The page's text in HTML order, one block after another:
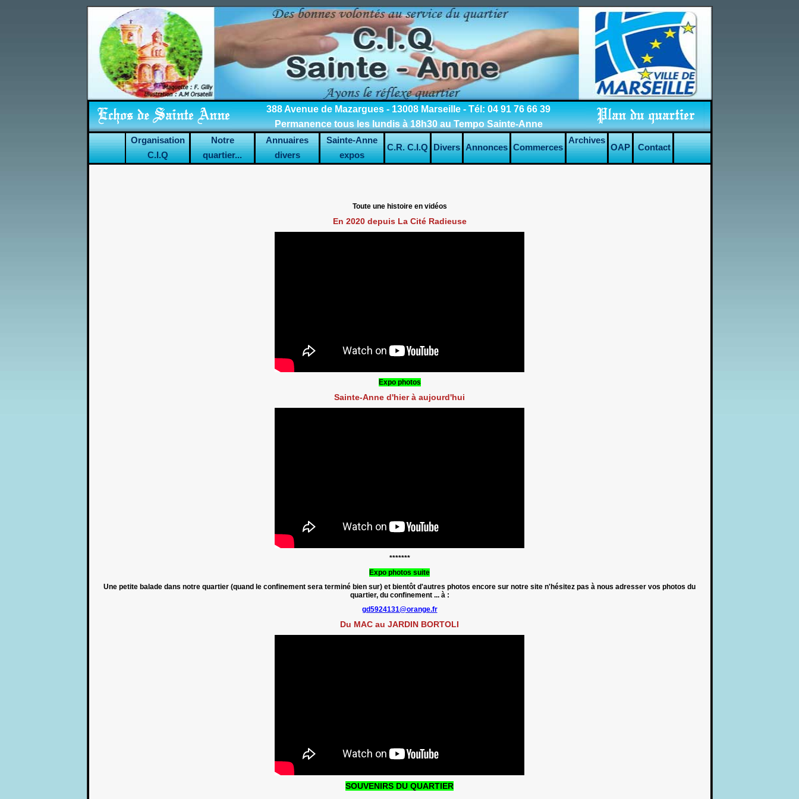
388 Avenue de Mazargues - 13008 Marseille - Tél: 04 91 76 66 39
Permanence tous les lundis à 18h30 au Tempo Sainte-Anne
Organisation
C.I.Q
Notre
quartier...
Annuaires
divers
Sainte-Anne
expos
C.R. C.I.Q Divers Annonces Commerces
Archives
OAP Contact
Toute une histoire en vidéos
En 2020 depuis La Cité Radieuse
Expo photos
Sainte-Anne d'hier à aujourd'hui
*******
Expo photos suite
Une petite balade dans notre quartier (quand le confinement sera terminé bien sur) et bientôt d'autres photos encore sur notre site n'hésitez pas à nous adresser vos photos du
quartier, du confinement ... à :
gd5924131@orange.fr
Du MAC au JARDIN BORTOLI
SOUVENIRS DU QUARTIER